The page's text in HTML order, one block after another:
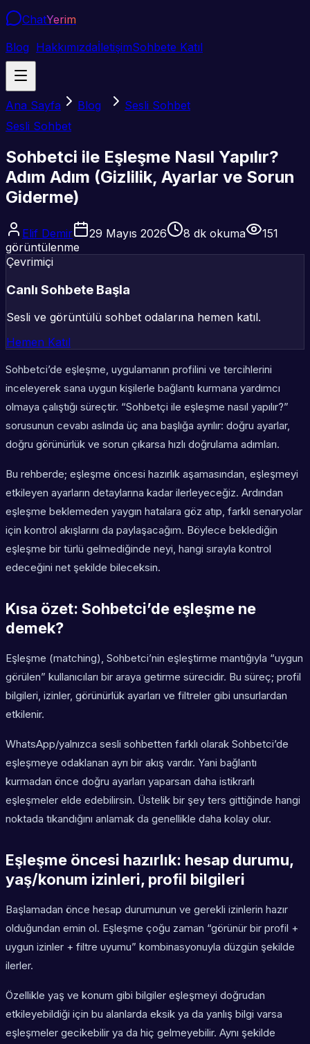
ChatYerim
Blog HakkımızdaİletişimSohbete Katıl
Ana Sayfa Blog
Sesli Sohbet
Sesli Sohbet
Sohbetci ile Eşleşme Nasıl Yapılır?
Adım Adım (Gizlilik, Ayarlar ve Sorun
Giderme)
Elif Demir 29 Mayıs 2026 8 dk okuma
151
görüntülenme
Çevrimiçi
Canlı Sohbete Başla
Sesli ve görüntülü sohbet odalarına hemen katıl.
Hemen Katıl
Sohbetci’de eşleşme, uygulamanın profilini ve tercihlerini
inceleyerek sana uygun kişilerle bağlantı kurmana yardımcı
olmaya çalıştığı süreçtir. “Sohbetçi ile eşleşme nasıl yapılır?”
sorusunun cevabı aslında üç ana başlığa ayrılır: doğru ayarlar,
doğru görünürlük ve sorun çıkarsa hızlı doğrulama adımları.
Bu rehberde; eşleşme öncesi hazırlık aşamasından, eşleşmeyi
etkileyen ayarların detaylarına kadar ilerleyeceğiz. Ardından
eşleşme beklemeden yaygın hatalara göz atıp, farklı senaryolar
için kontrol akışlarını da paylaşacağım. Böylece beklediğin
eşleşme bir türlü gelmediğinde neyi, hangi sırayla kontrol
edeceğini net şekilde bileceksin.
Kısa özet: Sohbetci’de eşleşme ne
demek?
Eşleşme (matching), Sohbetci’nin eşleştirme mantığıyla “uygun
görülen” kullanıcıları bir araya getirme sürecidir. Bu süreç; profil
bilgileri, izinler, görünürlük ayarları ve filtreler gibi unsurlardan
etkilenir.
WhatsApp/yalnızca sesli sohbetten farklı olarak Sohbetci’de
eşleşmeye odaklanan ayrı bir akış vardır. Yani bağlantı
kurmadan önce doğru ayarları yaparsan daha istikrarlı
eşleşmeler elde edebilirsin. Üstelik bir şey ters gittiğinde hangi
noktada tıkandığını anlamak da genellikle daha kolay olur.
Eşleşme öncesi hazırlık: hesap durumu,
yaş/konum izinleri, profil bilgileri
Başlamadan önce hesap durumunun ve gerekli izinlerin hazır
olduğundan emin ol. Eşleşme çoğu zaman “görünür bir profil +
uygun izinler + filtre uyumu” kombinasyonuyla düzgün şekilde
ilerler.
Özellikle yaş ve konum gibi bilgiler eşleşmeyi doğrudan
etkileyebildiği için bu alanlarda eksik ya da yanlış bilgi varsa
eşleşmeler gecikebilir ya da hiç gelmeyebilir. Aynı şekilde